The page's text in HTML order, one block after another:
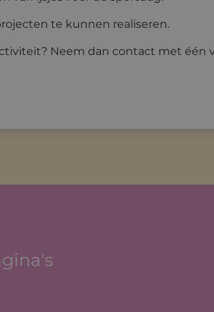
te kunnen realiseren.
Neem dan contact met één